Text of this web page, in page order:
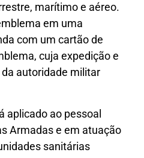
marítimo e aéreo.
em uma
com um cartão de
cuja expedição e
autoridade militar
aplicado ao pessoal
Armadas e em atuação
sanitárias